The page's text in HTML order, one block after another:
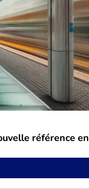
référence en